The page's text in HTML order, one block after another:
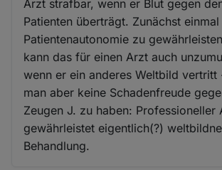
Arzt strafbar, wenn er Blut gegen
Patienten überträgt. Zunächst
Patientenautonomie zu
kann das für einen Arzt auch
wenn er ein anderes Weltbild
man aber keine Schadenfreude
Zeugen J. zu haben: Professioneller
gewährleistet eigentlich(?)
Behandlung.